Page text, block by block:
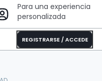
Para una experiencia
personalizada
REGISTRARSE / ACCEDE